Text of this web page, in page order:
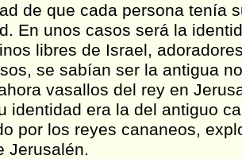
de que cada persona tenía
En unos casos será la
libres de Israel,
se sabían ser la antigua
vasallos del rey en
identidad era la del antiguo
por los reyes cananeos,
Jerusalén.